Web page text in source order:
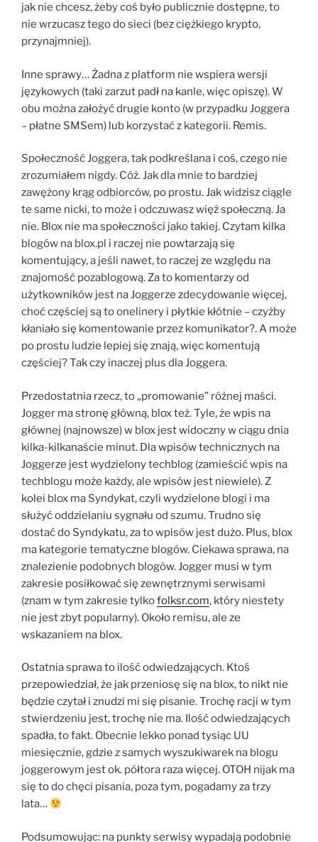
jak nie chcesz, żeby coś było publicznie dostępne, to
nie wrzucasz tego do sieci (bez ciężkiego krypto,
przynajmniej).
Inne sprawy… Żadna z platform nie wspiera wersji
językowych (taki zarzut padł na kanle, więc opiszę). W
obu można założyć drugie konto (w przypadku Joggera
– płatne SMSem) lub korzystać z kategorii. Remis.
Społeczność Joggera, tak podkreślana i coś, czego nie
zrozumiałem nigdy. Cóż. Jak dla mnie to bardziej
zawężony krąg odbiorców, po prostu. Jak widzisz ciągle
te same nicki, to może i odczuwasz więź społeczną. Ja
nie. Blox nie ma społeczności jako takiej. Czytam kilka
blogów na blox.pl i raczej nie powtarzają się
komentujący, a jeśli nawet, to raczej ze względu na
znajomość pozablogową. Za to komentarzy od
użytkowników jest na Joggerze zdecydowanie więcej,
choć częściej są to onelinery i płytkie kłótnie – czyżby
kłaniało się komentowanie przez komunikator?. A może
po prostu ludzie lepiej się znają, więc komentują
częściej? Tak czy inaczej plus dla Joggera.
Przedostatnia rzecz, to „promowanie” różnej maści.
Jogger ma stronę główną, blox też. Tyle, że wpis na
głównej (najnowsze) w blox jest widoczny w ciągu dnia
kilka-kilkanaście minut. Dla wpisów technicznych na
Joggerze jest wydzielony techblog (zamieścić wpis na
techblogu może każdy, ale wpisów jest niewiele). Z
kolei blox ma Syndykat, czyli wydzielone blogi i ma
służyć oddzielaniu sygnału od szumu. Trudno się
dostać do Syndykatu, za to wpisów jest dużo. Plus, blox
ma kategorie tematyczne blogów. Ciekawa sprawa, na
znalezienie podobnych blogów. Jogger musi w tym
zakresie posiłkować się zewnętrznymi serwisami
(znam w tym zakresie tylkofolksr.com, który niestety
nie jest zbyt popularny). Około remisu, ale ze
wskazaniem na blox.
Ostatnia sprawa to ilość odwiedzających. Ktoś
przepowiedział, że jak przeniosę się na blox, to nikt nie
będzie czytał i znudzi mi się pisanie. Trochę racji w tym
stwierdzeniu jest, trochę nie ma. Ilość odwiedzających
spadła, to fakt. Obecnie lekko ponad tysiąc UU
miesięcznie, gdzie z samych wyszukiwarek na blogu
joggerowym jest ok. półtora raza więcej. OTOH nijak ma
się to do chęci pisania, poza tym, pogadamy za trzy
lata…
Podsumowując: na punkty serwisy wypadają podobnie